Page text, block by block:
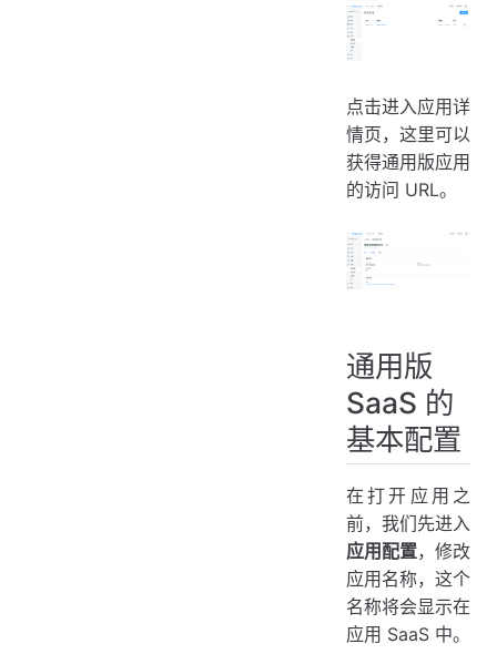
点击进入应用详
情页，这里可以
获得通用版应用
的访问 URL。
通用版
SaaS 的
基本配置
在打开应用之
前，我们先进入
应用配置，修改
应用名称，这个
名称将会显示在
应用 SaaS 中。